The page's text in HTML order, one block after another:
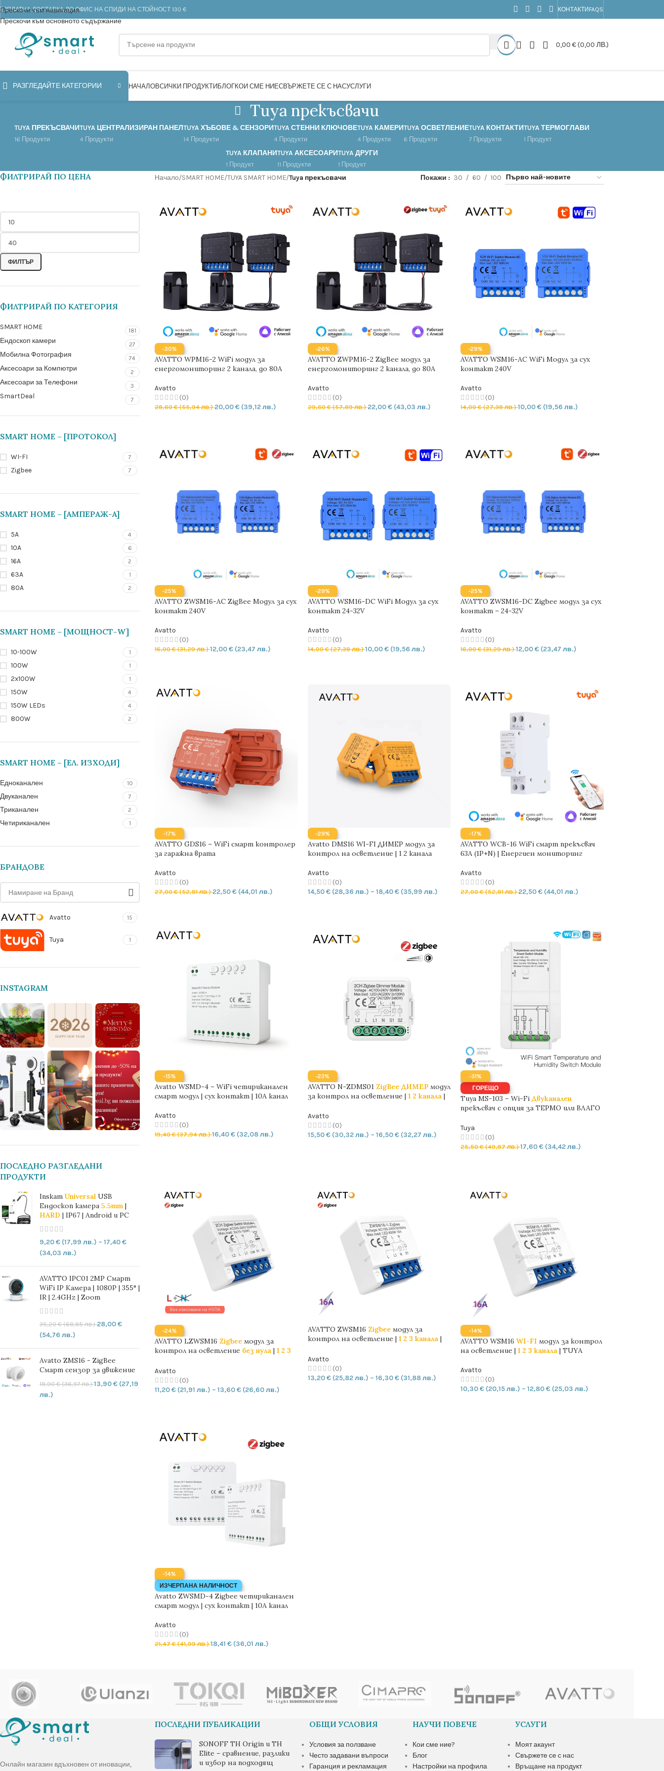
Прескочи към навигация
Прескочи към основното съдържание
ДОСТАВКА ДО ОФИС НА СПИДИ НА СТОЙНОСТ 130 € КОНТАКТИ FAQS
0,00 €(0,00 ЛВ.)
РАЗГЛЕДАЙТЕ КАТЕГОРИИ НАЧАЛОВСИЧКИ ПРОДУКТИБЛОГКОИ СМЕ НИЕСВЪРЖЕТЕ СЕ С НАСУСЛУГИ
Tuya прекъсвачи
TUYA ПРЕКЪСВАЧИ
16 Продукти
TUYA ЦЕНТРАЛИЗИРАН ПАНЕЛ
4 Продукти
TUYA ХЪБОВЕ & СЕНЗОРИ
14 Продукти
TUYA СТЕННИ КЛЮЧОВЕ
4 Продукти
TUYA КАМЕРИ
4 Продукти
TUYA ОСВЕТЛЕНИЕ
6 Продукти
TUYA КОНТАКТИ
7 Продукти
TUYA ТЕРМОГЛАВИ
1 Продукт
TUYA КЛАПАНИ
1 Продукт
TUYA АКСЕСОАРИ
11 Продукти
TUYA ДРУГИ
1 Продукт
ФИЛТРИРАЙ ПО ЦЕНА
ФИЛТЪР
ФИЛТРИРАЙ ПО КАТЕГОРИЯ
SMART HOME 181
Ендоскоп камери 27
Мобилна Фотография 74
Аксесоари за Компютри 2
Аксесоари за Телефони 3
SmartDeal 7
SMART HOME – [ПРОТОКОЛ]
WI-FI 7
Zigbee 7
SMART HOME – [АМПЕРАЖ-A]
5A 4
10A 6
16A 2
63A 1
80A 2
SMART HOME – [МОЩНОСТ-W]
10-100W 1
100W 1
2x100W 1
150W 4
150W LEDs 4
800W 2
SMART HOME – [EЛ. ИЗХОДИ]
Едноканален 10
Двуканален 7
Триканален 2
Четириканален 1
БРАНДОВЕ
Avatto 15
Tuya 1
INSTAGRAM
ПОСЛЕДНО РАЗГЛЕДАНИ
ПРОДУКТИ
Inskam Universal USB
Ендоскоп камера 5.5mm |
HARD | IP67 | Android и PC
9,20€ (17,99 лв.) – 17,40€
(34,03 лв.)
AVATTO IPC01 2MP Смарт
WiFi IP Камера | 1080P | 355° |
IR | 2.4GHz | Zoom
35,20€(68,85 лв.)28,00€
(54,76 лв.)
Avatto ZMS16 - ZigBee
Смарт сензор за движение
18,90€(36,97 лв.)13,90€ (27,19
лв.)
Начало/SMART HOME/TUYA SMART HOME/Tuya прекъсвачи Покажи 30 60 100
-30%
AVATTO WPM16-2 WiFi модул за
енергомониторинг 2 канала, до 80A
Avatto
(0)
28,60€(55,94 лв.)20,00€(39,12 лв.)
-26%
AVATTO ZWPM16-2 ZigBee модул за
енергомониторинг 2 канала, до 80A
Avatto
(0)
29,60€(57,89 лв.)22,00€(43,03 лв.)
-29%
AVATTO WSM16-AC WiFi Модул за сух
контакт 240V
Avatto
(0)
14,00€(27,38 лв.)10,00€ (19,56 лв.)
-25%
AVATTO ZWSM16-AC ZigBee Модул за сух
контакт 240V
Avatto
(0)
16,00€(31,29 лв.)12,00€(23,47 лв.)
-29%
AVATTO WSM16-DC WiFi Модул за сух
контакт 24-32V
Avatto
(0)
14,00€(27,38 лв.)10,00€(19,56 лв.)
-25%
AVATTO ZWSM16-DC Zigbee модул за сух
контакт – 24-32V
Avatto
(0)
16,00€(31,29 лв.)12,00€ (23,47 лв.)
-17%
AVATTO GDS16 – WiFi смарт контролер
за гаражна врата
Avatto
(0)
27,00€(52,81 лв.)22,50€(44,01 лв.)
-29%
Avatto DMS16 WI-FI ДИМЕР модул за
контрол на осветление | 1 2 канала
Avatto
(0)
14,50€(28,36 лв.) – 18,40€(35,99 лв.)
-17%
AVATTO WCB-16 WiFi смарт прекъсвач
63A (1P+N) | Енергиен мониторинг
Avatto
(0)
27,00€(52,81 лв.)22,50€ (44,01 лв.)
-15%
Avatto WSMD-4 – WiFi четириканален
смарт модул | сух контакт | 10A канал
Avatto
(0)
19,40€(37,94 лв.)16,40€(32,08 лв.)
-23%
AVATTO N-ZDMS01 ZigBee ДИМЕРмодул
за контрол на осветление | 1 2 канала |
Avatto
(0)
15,50€(30,32 лв.) – 16,50€(32,27 лв.)
-31%
ГОРЕЩО
Tuya MS-103 – Wi-Fi Двуканален
прекъсвач с опция за ТЕРМО или ВЛАГО
Tuya
(0)
25,50€(49,87 лв.)17,60€ (34,42 лв.)
-24%
AVATTO LZWSM16 Zigbeeмодул за
контрол на осветление без нула| 1 2 3
Avatto
(0)
11,20€(21,91 лв.) – 13,60€(26,60 лв.)
AVATTO ZWSM16 Zigbeeмодул за
контрол на осветление | 1 2 3 канала|
Avatto
(0)
13,20€(25,82 лв.) – 16,30€(31,88 лв.)
-14%
AVATTO WSM16WI-FI модул за контрол
на осветление |1 2 3 канала | TUYA
Avatto
(0)
10,30€ (20,15 лв.) – 12,80€ (25,03 лв.)
-14%
ИЗЧЕРПАНА НАЛИЧНОСТ
Avatto ZWSMD-4 Zigbee четириканален
смарт модул | сух контакт | 10A канал
Avatto
(0)
21,47€(41,99 лв.)18,41 €(36,01 лв.)
Онлайн магазин вдъхновен от иновации,
ПОСЛЕДНИ ПУБЛИКАЦИИ
SONOFF TH Origin и TH
Elite – сравнение, разлики
и избор на подходящ
ОБЩИ УСЛОВИЯ
Условия за ползване
Често задавани въпроси
Гаранция и рекламация
НАУЧИ ПОВЕЧЕ
Кои сме ние?
Блог
Настройки на профила
УСЛУГИ
Моят акаунт
Свържете се с нас
Връщане на продукт